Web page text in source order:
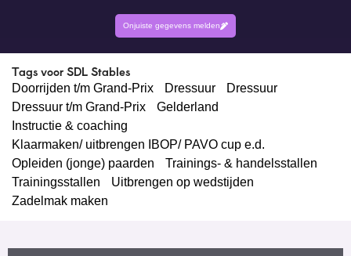
Onjuiste gegevens melden
Tags voor SDL Stables
Doorrijden t/m Grand-Prix Dressuur
Dressuur
Dressuur t/m Grand-Prix
Gelderland
Instructie & coaching
Klaarmaken/ uitbrengen IBOP/ PAVO cup e.d.
Opleiden (jonge) paarden
Trainings- & handelsstallen
Trainingsstallen
Uitbrengen op wedstijden
Zadelmak maken